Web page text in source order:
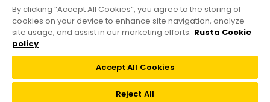
Köpvillkor
Leveransalternativ
Varuhus och öppettider
Om Rusta
Club Rusta
Medlemserbjudanden
Medlemsvillkor
Följ oss
By clicking “Accept All Cookies”, you agree to the storing of
cookies on your device to enhance site navigation, analyze
site usage, and assist in our marketing efforts. Rusta Cookie
policy
Accept All Cookies
Reject All